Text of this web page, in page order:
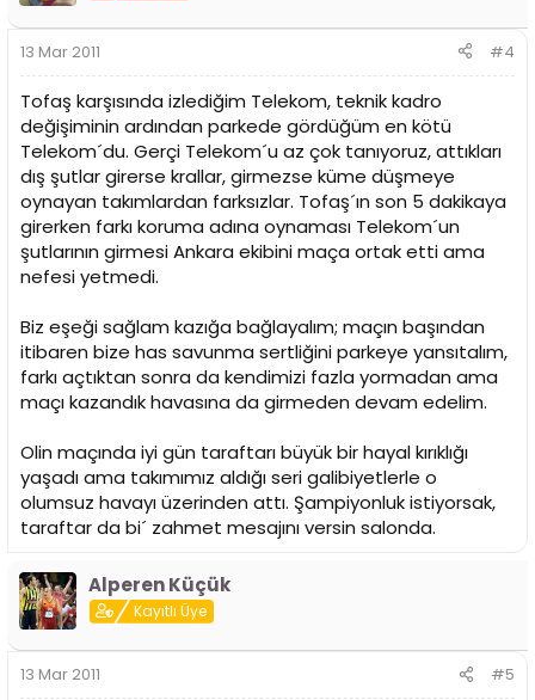
13 Mar 2011 #4
Tofaş karşısında izlediğim Telekom, teknik kadro
değişiminin ardından parkede gördüğüm en kötü
Telekom´du. Gerçi Telekom´u az çok tanıyoruz, attıkları
dış şutlar girerse krallar, girmezse küme düşmeye
oynayan takımlardan farksızlar. Tofaş´ın son 5 dakikaya
girerken farkı koruma adına oynaması Telekom´un
şutlarının girmesi Ankara ekibini maça ortak etti ama
nefesi yetmedi.
Biz eşeği sağlam kazığa bağlayalım; maçın başından
itibaren bize has savunma sertliğini parkeye yansıtalım,
farkı açtıktan sonra da kendimizi fazla yormadan ama
maçı kazandık havasına da girmeden devam edelim.
Olin maçında iyi gün taraftarı büyük bir hayal kırıklığı
yaşadı ama takımımız aldığı seri galibiyetlerle o
olumsuz havayı üzerinden attı. Şampiyonluk istiyorsak,
taraftar da bi´ zahmet mesajını versin salonda.
Alperen Küçük
Kayıtlı Üye
13 Mar 2011 #5